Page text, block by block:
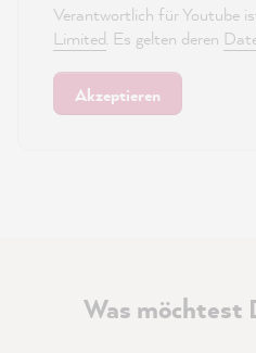
Verantwortlich für Youtube
Limited. Es gelten deren
Akzeptieren
Was möchtest